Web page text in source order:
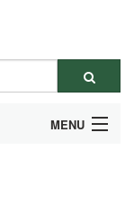
MENU